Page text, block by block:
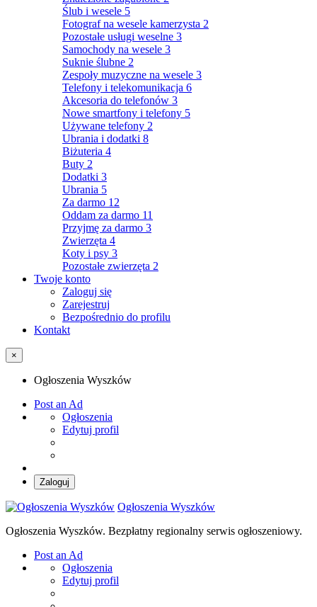
Ślub i wesele 5
Fotograf na wesele kamerzysta 2
Pozostałe usługi weselne 3
Samochody na wesele 3
Suknie ślubne 2
Zespoły muzyczne na wesele 3
Telefony i telekomunikacja 6
Akcesoria do telefonów 3
Nowe smartfony i telefony 5
Używane telefony 2
Ubrania i dodatki 8
Biżuteria 4
Buty 2
Dodatki 3
Ubrania 5
Za darmo 12
Oddam za darmo 11
Przyjmę za darmo 3
Zwierzęta 4
Koty i psy 3
Pozostałe zwierzęta 2
Twoje konto
Zaloguj się
Zarejestruj
Bezpośrednio do profilu
Kontakt
×
Ogłoszenia Wyszków
Post an Ad
Ogłoszenia
Edytuj profil
Zaloguj
Ogłoszenia Wyszków
Ogłoszenia Wyszków. Bezpłatny regionalny serwis ogłoszeniowy.
Post an Ad
Ogłoszenia
Edytuj profil